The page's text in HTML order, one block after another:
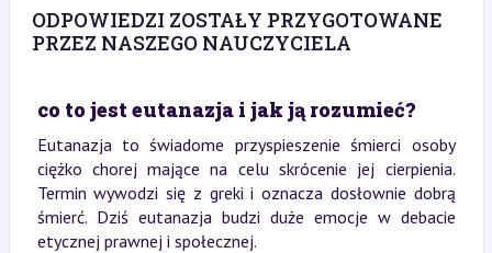
ODPOWIEDZI ZOSTAŁY PRZYGOTOWANE
PRZEZ NASZEGO NAUCZYCIELA
co to jest eutanazja i jak ją rozumieć?
Eutanazja to świadome przyspieszenie śmierci osoby
ciężko chorej mające na celu skrócenie jej cierpienia.
Termin wywodzi się z greki i oznacza dosłownie dobrą
śmierć. Dziś eutanazja budzi duże emocje w debacie
etycznej prawnej i społecznej.